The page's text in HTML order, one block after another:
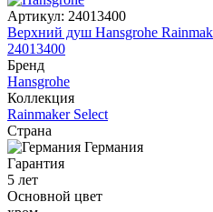
Артикул: 24013400
Верхний душ Hansgrohe
24013400
Бренд
Hansgrohe
Коллекция
Rainmaker Select
Страна
Германия
Гарантия
5 лет
Основной цвет